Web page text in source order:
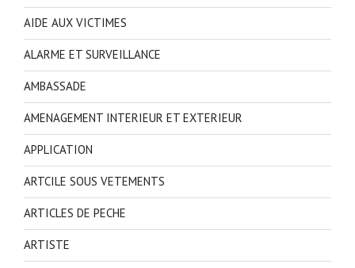
AIDE AUX VICTIMES
ALARME ET SURVEILLANCE
AMBASSADE
AMENAGEMENT INTERIEUR ET EXTERIEUR
APPLICATION
ARTCILE SOUS VETEMENTS
ARTICLES DE PECHE
ARTISTE